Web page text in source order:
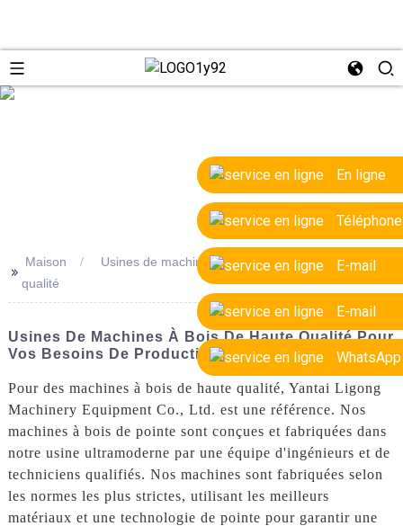
En ligne
Téléphone
E-mail
E-mail
WhatsApp
>>
Maison
Usines de machines à couper le bois de haute
qualité
Usines De Machines À Bois De Haute Qualité Pour
Vos Besoins De Production
Pour des machines à bois de haute qualité, Yantai Ligong
Machinery Equipment Co., Ltd. est une référence. Nos
machines à bois de pointe sont conçues et fabriquées dans
notre usine ultramoderne par une équipe d'ingénieurs et de
techniciens qualifiés. Nos machines sont fabriquées selon
les normes les plus strictes, utilisant les meilleurs
matériaux et une technologie de pointe pour garantir une